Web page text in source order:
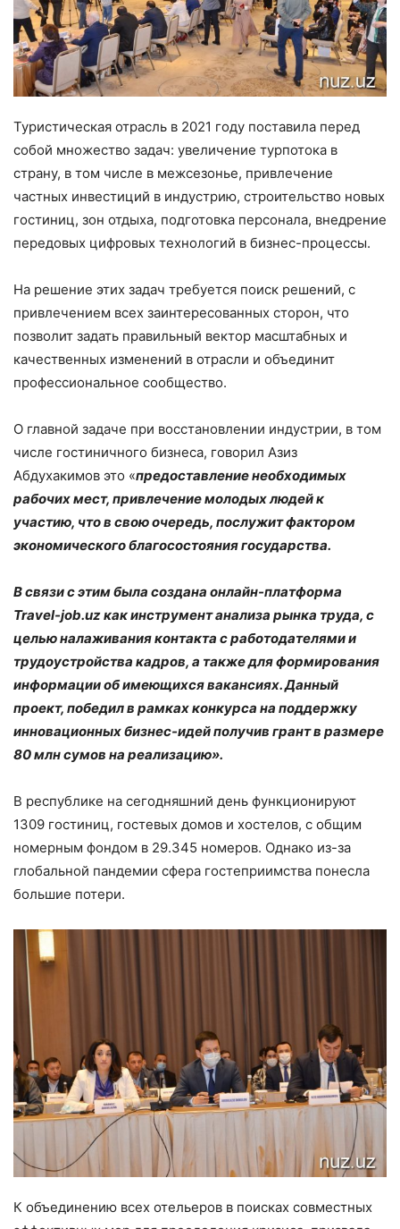
Туристическая отрасль в 2021 году поставила перед
собой множество задач: увеличение турпотока в
страну, в том числе в межсезонье, привлечение
частных инвестиций в индустрию, строительство новых
гостиниц, зон отдыха, подготовка персонала, внедрение
передовых цифровых технологий в бизнес-процессы.
На решение этих задач требуется поиск решений, с
привлечением всех заинтересованных сторон, что
позволит задать правильный вектор масштабных и
качественных изменений в отрасли и объединит
профессиональное сообщество.
О главной задаче при восстановлении индустрии, в том
числе гостиничного бизнеса, говорил Азиз
Абдухакимов это «предоставление необходимых
рабочих мест, привлечение молодых людей к
участию, что в свою очередь, послужит фактором
экономического благосостояния государства.
В связи с этим была создана онлайн-платформа
Travel-job.uz как инструмент анализа рынка труда, с
целью налаживания контакта с работодателями и
трудоустройства кадров, а также для формирования
информации об имеющихся вакансиях. Данный
проект, победил в рамках конкурса на поддержку
инновационных бизнес-идей получив грант в размере
80 млн сумов на реализацию».
В республике на сегодняшний день функционируют
1309 гостиниц, гостевых домов и хостелов, с общим
номерным фондом в 29.345 номеров. Однако из-за
глобальной пандемии сфера гостеприимства понесла
большие потери.
К объединению всех отельеров в поисках совместных